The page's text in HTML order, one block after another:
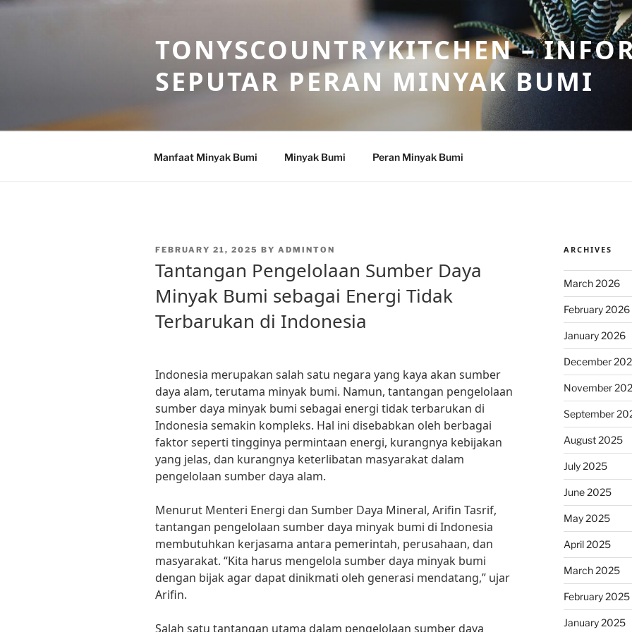
Skip
TONYSCOUNTRYKITCHEN –
SEPUTAR PERAN MINYAK BUMI
Manfaat Minyak Bumi Minyak Bumi Peran Minyak Bumi
POSTED
FEBRUARY 21, 2025 BY ADMINTON
Tantangan Pengelolaan Sumber Daya
Minyak Bumi sebagai Energi Tidak
Terbarukan di Indonesia
Indonesia merupakan salah satu negara yang kaya akan sumber
daya alam, terutama minyak bumi. Namun, tantangan pengelolaan
sumber daya minyak bumi sebagai energi tidak terbarukan di
Indonesia semakin kompleks. Hal ini disebabkan oleh berbagai
faktor seperti tingginya permintaan energi, kurangnya kebijakan
yang jelas, dan kurangnya keterlibatan masyarakat dalam
pengelolaan sumber daya alam.
Menurut Menteri Energi dan Sumber Daya Mineral, Arifin Tasrif,
tantangan pengelolaan sumber daya minyak bumi di Indonesia
membutuhkan kerjasama antara pemerintah, perusahaan, dan
masyarakat. “Kita harus mengelola sumber daya minyak bumi
dengan bijak agar dapat dinikmati oleh generasi mendatang,” ujar
Arifin.
Salah satu tantangan utama dalam pengelolaan sumber daya
ARCHIVES
March 2026
February 2026
January 2026
December
November
September
August 2025
July 2025
June 2025
May 2025
April 2025
March 2025
February 2025
January 2025